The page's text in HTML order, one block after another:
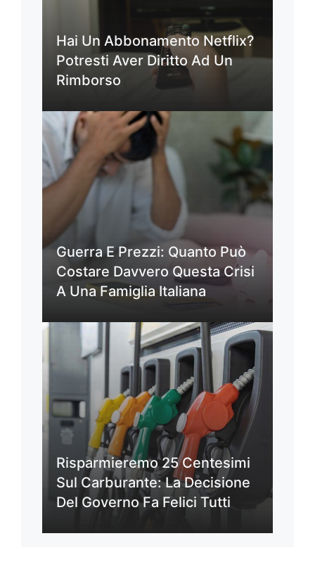
Hai Un Abbonamento Netflix?
Potresti Aver Diritto Ad Un
Rimborso
Guerra E Prezzi: Quanto Può
Costare Davvero Questa Crisi
A Una Famiglia Italiana
Risparmieremo 25 Centesimi
Sul Carburante: La Decisione
Del Governo Fa Felici Tutti